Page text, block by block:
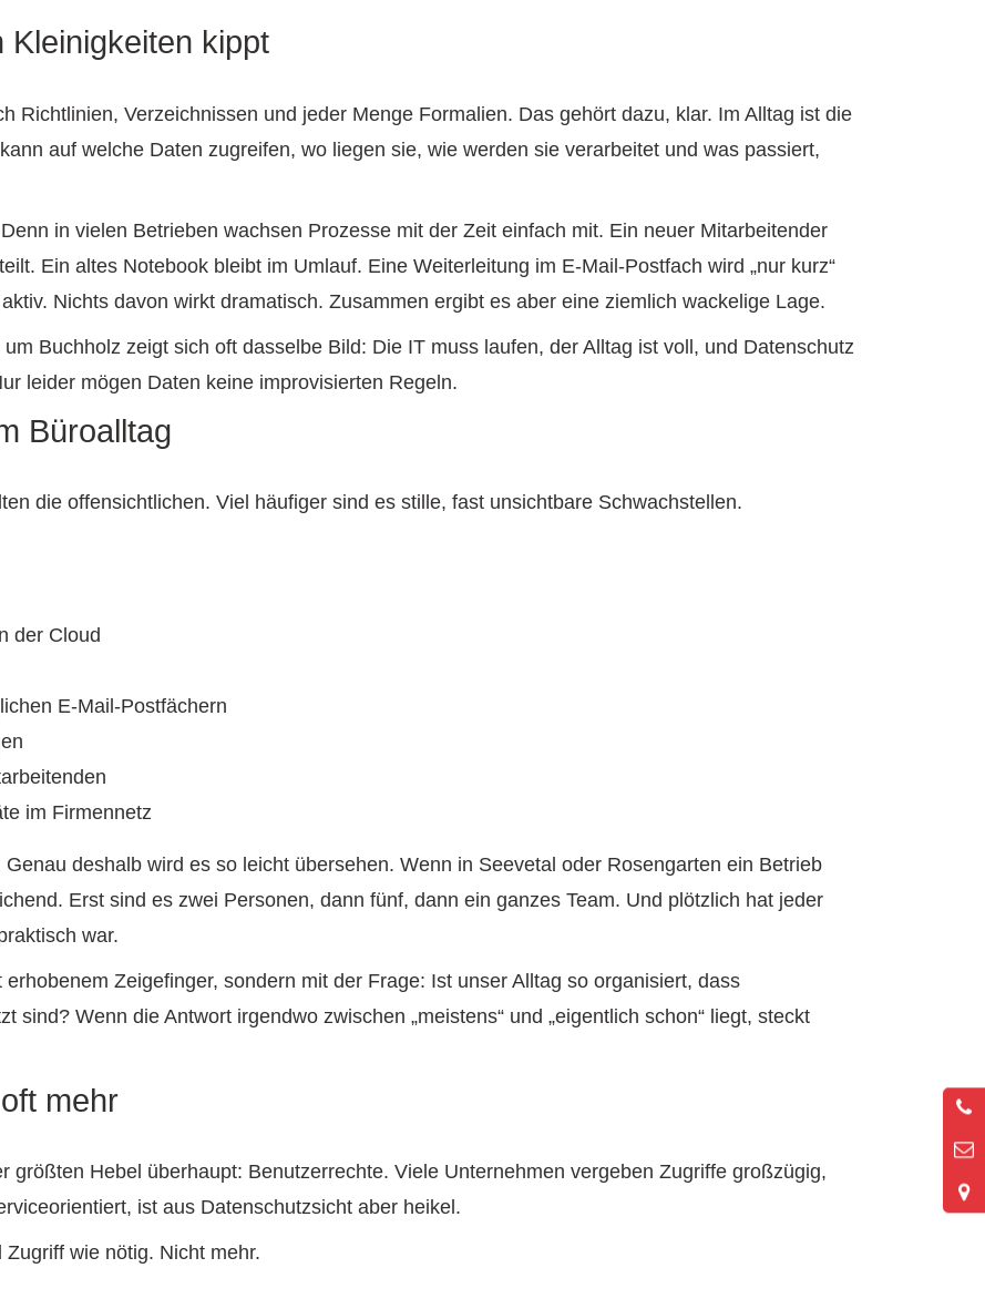
kippt
Richtlinien, Verzeichnissen und jeder Menge Formalien. Das gehört dazu, klar. Im Alltag ist die
auf welche Daten zugreifen, wo liegen sie, wie werden sie verarbeitet und was passiert,
in vielen Betrieben wachsen Prozesse mit der Zeit einfach mit. Ein neuer Mitarbeitender
Ein altes Notebook bleibt im Umlauf. Eine Weiterleitung im E-Mail-Postfach wird „nur kurz“
Nichts davon wirkt dramatisch. Zusammen ergibt es aber eine ziemlich wackelige Lage.
Buchholz zeigt sich oft dasselbe Bild: Die IT muss laufen, der Alltag ist voll, und Datenschutz
leider mögen Daten keine improvisierten Regeln.
Büroalltag
die offensichtlichen. Viel häufiger sind es stille, fast unsichtbare Schwachstellen.
der Cloud
E-Mail-Postfächern
im Firmennetz
deshalb wird es so leicht übersehen. Wenn in Seevetal oder Rosengarten ein Betrieb
Erst sind es zwei Personen, dann fünf, dann ein ganzes Team. Und plötzlich hat jeder
war.
Zeigefinger, sondern mit der Frage: Ist unser Alltag so organisiert, dass
sind? Wenn die Antwort irgendwo zwischen „meistens“ und „eigentlich schon“ liegt, steckt
mehr
größten Hebel überhaupt: Benutzerrechte. Viele Unternehmen vergeben Zugriffe großzügig,
ist aus Datenschutzsicht aber heikel.
wie nötig. Nicht mehr.